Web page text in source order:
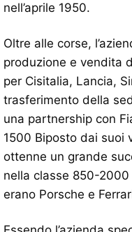
nell’aprile 1950.
Oltre alle corse,
produzione e vendita
per Cisitalia, Lancia,
trasferimento della
una partnership con
1500 Biposto dai suoi
ottenne un grande
nella classe 850-
erano Porsche e